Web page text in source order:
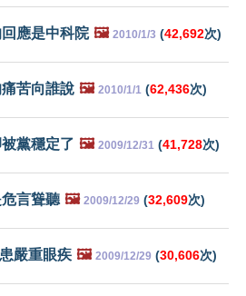
應是中科院 🖼️ 2010/1/3 (42,692次)
苦向誰說 🖼️ 2010/1/1 (62,436次)
黨穩定了 🖼️ 2009/12/31 (41,728次)
言聳聽 🖼️ 2009/12/29 (32,609次)
嚴重眼疾 🖼️ 2009/12/29 (30,606次)